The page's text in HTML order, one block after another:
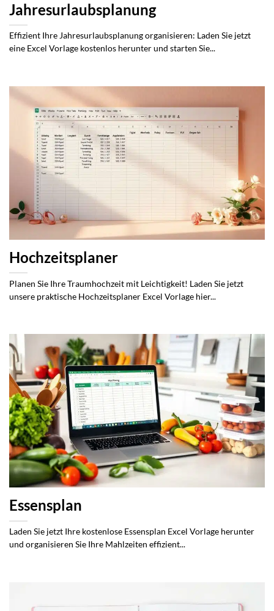
Jahresurlaubsplanung
Effizient Ihre Jahresurlaubsplanung organisieren: Laden Sie jetzt
eine Excel Vorlage kostenlos herunter und starten Sie...
Hochzeitsplaner
Planen Sie Ihre Traumhochzeit mit Leichtigkeit! Laden Sie jetzt
unsere praktische Hochzeitsplaner Excel Vorlage hier...
Essensplan
Laden Sie jetzt Ihre kostenlose Essensplan Excel Vorlage herunter
und organisieren Sie Ihre Mahlzeiten effizient...